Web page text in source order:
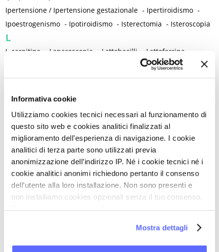
Informativa cookie
Utilizziamo cookies tecnici necessari al funzionamento di
questo sito web e cookies analitici finalizzati al
miglioramento dell’esperienza di navigazione. I cookie
analitici di terza parte sono utilizzati previa
anonimizzazione dell’indirizzo IP. Né i cookie tecnici né i
cookie analitici anonimi richiedono pertanto il consenso
dell’utente alla loro installazione. Non sono presenti e
non installiamo cookies opzionali senza il tuo consenso.
Mostra dettagli
Ipertensione / Ipertensione gestazionale - Ipertiroidismo -
Ipoestrogenismo - Ipotiroidismo - Isterectomia - Isteroscopia
L
L-carnitina Laparoscopia Lattobacilli Lattoferrina
Lesioni intraepiteliali squamose di alto grado della vulva -
Lockdown -Long Covid -Lubrificazione vaginale -
Lupus eritematoso sistemico
Luteolina Lutto
M
Magnesio -Mal di schiena -Malattia infiammatoria cronica
Malattia infiammatoria pelvica -Malattia reumatica -
Malattie allergiche - Malattie autoimmuni -
Malattie immunomediate
- Malattie infiammatorie intestinali
Malattie reumatiche -
Malattie sessualmente trasmesse -Malnutrizione -